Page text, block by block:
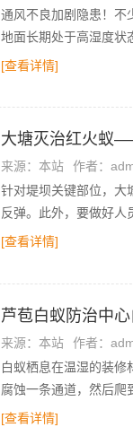
通风不良加剧隐患！不
地面长期处于高湿度状
[查看详情]
大塘灭治红火蚁
来源：本站 作者：
针对堤坝关键部位，大
反弹。此外，要做好人
[查看详情]
芦苞白蚁防治中
来源：本站 作者：
白蚁栖息在温湿的装
腐蚀一条通道，然后爬
[查看详情]